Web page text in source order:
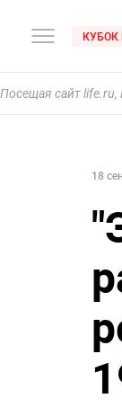
КУБОК
Посещая сайт
18